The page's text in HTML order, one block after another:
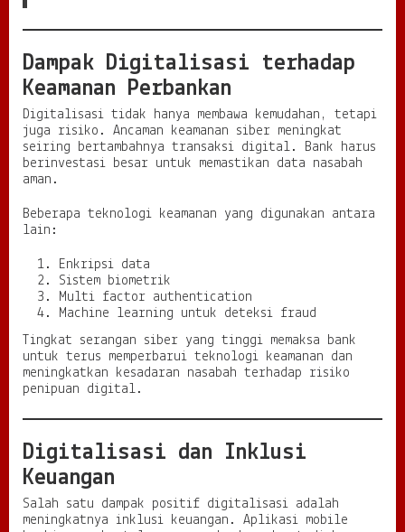
Dampak Digitalisasi terhadap
Keamanan Perbankan
Digitalisasi tidak hanya membawa kemudahan, tetapi
juga risiko. Ancaman keamanan siber meningkat
seiring bertambahnya transaksi digital. Bank harus
berinvestasi besar untuk memastikan data nasabah
aman.
Beberapa teknologi keamanan yang digunakan antara
lain:
Enkripsi data
Sistem biometrik
Multi factor authentication
Machine learning untuk deteksi fraud
Tingkat serangan siber yang tinggi memaksa bank
untuk terus memperbarui teknologi keamanan dan
meningkatkan kesadaran nasabah terhadap risiko
penipuan digital.
Digitalisasi dan Inklusi
Keuangan
Salah satu dampak positif digitalisasi adalah
meningkatnya inklusi keuangan. Aplikasi mobile